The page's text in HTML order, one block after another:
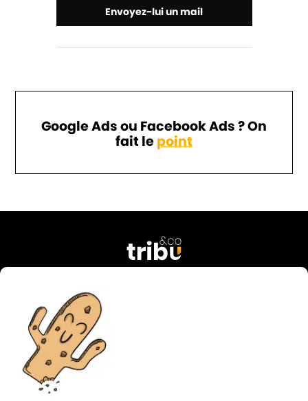
Envoyez-lui un mail
Google Ads ou Facebook Ads ? On
fait lepoint
contact@tribu-and-co.fr